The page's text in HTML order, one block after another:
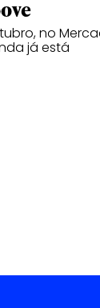
no
já está